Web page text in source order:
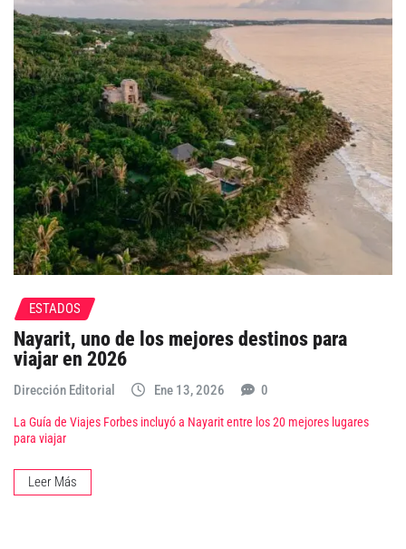
ESTADOS
Nayarit, uno de los mejores destinos para
viajar en 2026
Dirección Editorial Ene 13, 2026 0
La Guía de Viajes Forbes incluyó a Nayarit entre los 20 mejores lugares
para viajar
Leer Más